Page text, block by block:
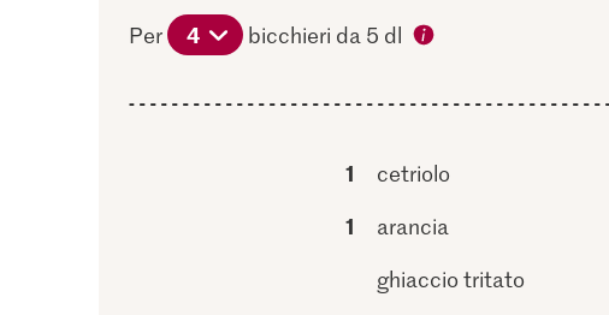
Per 4 bicchieri da 5 dl
1 cetriolo
1
arancia
ghiaccio tritato